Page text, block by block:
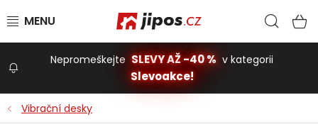
Nepromeškejte SLEVY AŽ -40 % v kategorii
Slevoakce!
Vibrační desky